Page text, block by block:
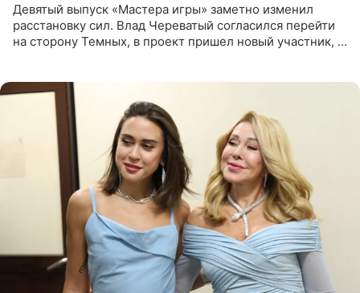
Девятый выпуск «Мастера игры» заметно изменил
расстановку сил. Влад Череватый согласился перейти
на сторону Темных, в проект пришел новый участник, а